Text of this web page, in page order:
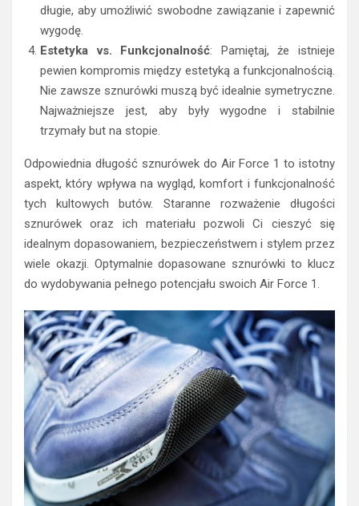
długie, aby umożliwić swobodne zawiązanie i zapewnić
wygodę.
Estetyka vs. Funkcjonalność: Pamiętaj, że istnieje
pewien kompromis między estetyką a funkcjonalnością.
Nie zawsze sznurówki muszą być idealnie symetryczne.
Najważniejsze jest, aby były wygodne i stabilnie
trzymały but na stopie.
Odpowiednia długość sznurówek do Air Force 1 to istotny
aspekt, który wpływa na wygląd, komfort i funkcjonalność
tych kultowych butów. Staranne rozważenie długości
sznurówek oraz ich materiału pozwoli Ci cieszyć się
idealnym dopasowaniem, bezpieczeństwem i stylem przez
wiele okazji. Optymalnie dopasowane sznurówki to klucz
do wydobywania pełnego potencjału swoich Air Force 1.